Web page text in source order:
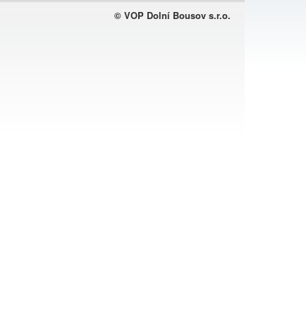
© VOP Dolní Bousov s.r.o.